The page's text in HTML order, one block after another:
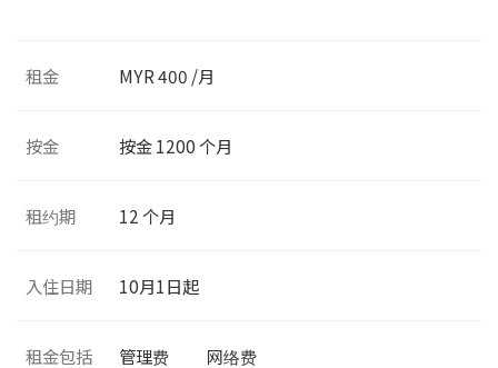
租金 MYR 400 /月
按金 按金 1200 个月
租约期 12 个月
入住日期 10月1日起
租金包括 管理费 网络费